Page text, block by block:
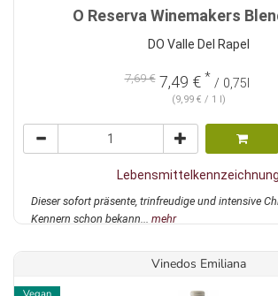
O Reserva Winemakers
DO Valle Del Rapel
7,69 €7,49 € * / 0,75l
(9,99 € / 1 l)
Lebensmittelkennzeichnung
Dieser sofort präsente, trinfreudige und intensive
Kennern schon bekann... mehr
Vinedos Emiliana